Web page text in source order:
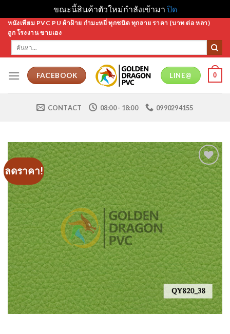
ขณะนี้สินค้าตัวใหม่กำลังเข้ามา ปิด
Skip
content
หนังเทียม PVC PU ผ้าฝ้าย กำมะหยี่ ทุกชนิด ทุกลาย ราคา (บาท ต่อ หลา)
ถูก โรงงาน ขายเอง
ค้นหา:
FACEBOOK LINE@ 0
CONTACT 08:00 - 18:00 0990294155
ลดราคา!
Add to
Wishlist